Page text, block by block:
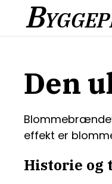
B
Den
effekt er
Historie og